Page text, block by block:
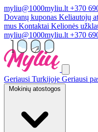
myliu@1000myliu.lt +370
Dovanų kuponas Keliautojų
mus Kontaktai Kelionės
myliu@1000myliu.lt +370
Geriausi Turkijoje Geriausi
Mokinių atostogos